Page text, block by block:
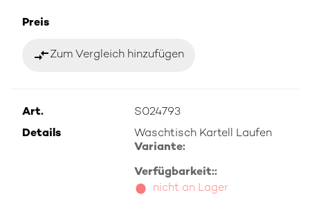
Preis
compare_arrowsZum Vergleich hinzufügen
Art.
S024793
Details
Waschtisch Kartell Laufen
Variante:
Verfügbarkeit::
nicht an Lager